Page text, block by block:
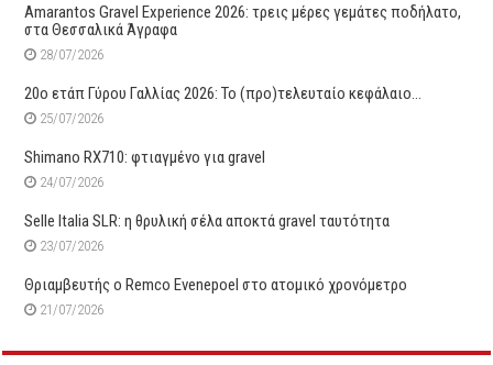
Amarantos Gravel Experience 2026: τρεις μέρες γεμάτες ποδήλατο,
στα Θεσσαλικά Άγραφα
28/07/2026
20ο ετάπ Γύρου Γαλλίας 2026: Το (προ)τελευταίο κεφάλαιο…
25/07/2026
Shimano RX710: φτιαγμένο για gravel
24/07/2026
Selle Italia SLR: η θρυλική σέλα αποκτά gravel ταυτότητα
23/07/2026
Θριαμβευτής ο Remco Evenepoel στο ατομικό χρονόμετρο
21/07/2026